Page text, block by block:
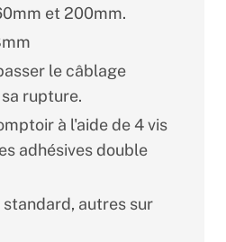
et 200mm.
le câblage
rupture.
à l'aide de 4 vis
adhésives double
standard, autres sur